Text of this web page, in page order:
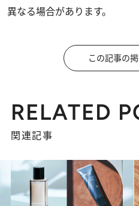
異なる場合があります。
この記事の
RELATED
関連記事